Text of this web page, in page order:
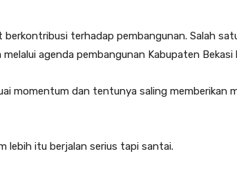
berkontribusi terhadap pembangunan. Salah
melalui agenda pembangunan Kabupaten Bekasi
momentum dan tentunya saling memberikan
lebih itu berjalan serius tapi santai.